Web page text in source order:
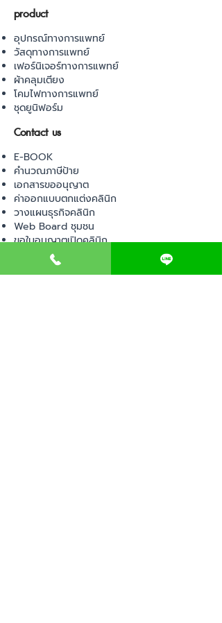
product
อุปกรณ์ทางการแพทย์
วัสดุทางการแพทย์
เฟอร์นิเจอร์ทางการแพทย์
ผ้าคลุมเตียง
โคมไฟทางการแพทย์
ชุดยูนิฟอร์ม
Contact us
E-BOOK
คำนวณภาษีป้าย
เอกสารขออนุญาต
ค่าออกแบบตกแต่งคลินิก
วางแผนธุรกิจคลินิก
Web Board ชุมชน
ขอใบอนุญาตเปิดคลินิก
ภาษีธุรกิจคลินิก
ตรวจสอบรายชื่อแพทย์